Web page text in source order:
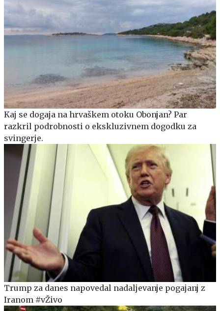
Kaj se dogaja na hrvaškem otoku Obonjan? Par
razkril podrobnosti o ekskluzivnem dogodku za
svingerje.
Trump za danes napovedal nadaljevanje pogajanj z
Iranom #vŽivo